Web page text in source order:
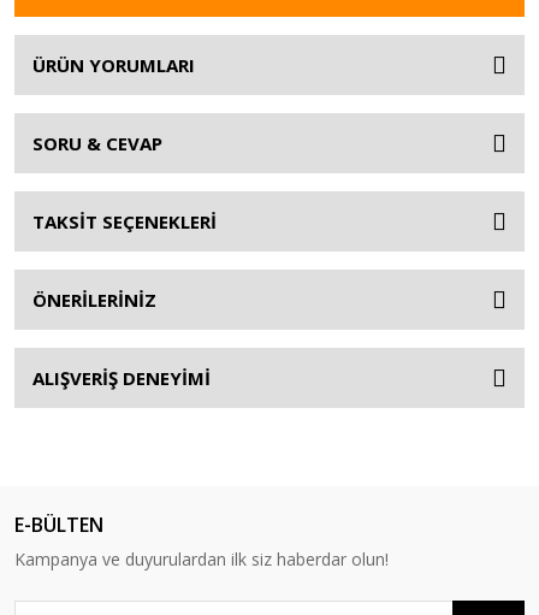
ÜRÜN YORUMLARI
SORU & CEVAP
TAKSİT SEÇENEKLERİ
ÖNERİLERİNİZ
ALIŞVERİŞ DENEYİMİ
E-BÜLTEN
Kampanya ve duyurulardan ilk siz haberdar olun!